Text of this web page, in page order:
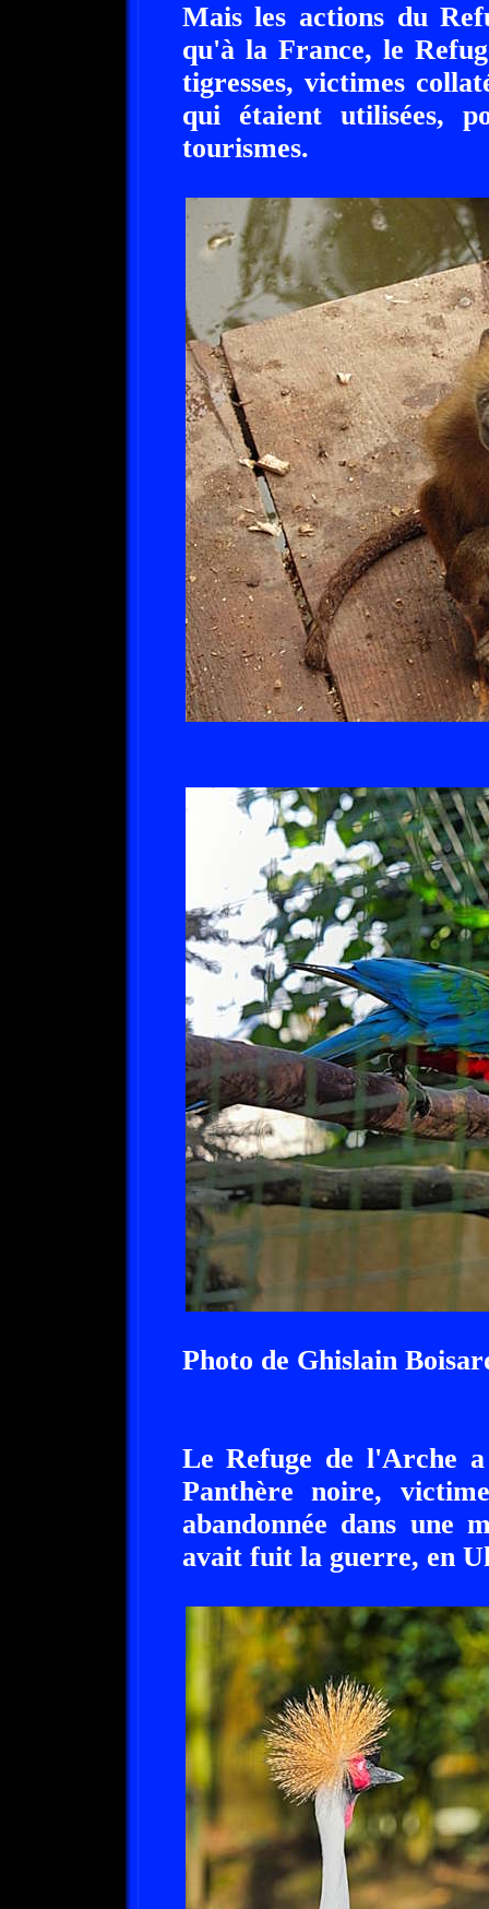
Mais les actions du
qu'à la France, le
tigresses, victimes
qui étaient utilisées,
tourismes.
Photo de Ghislain
Le Refuge de l'Arche
Panthère noire,
abandonnée dans une
avait fuit la guerre, en